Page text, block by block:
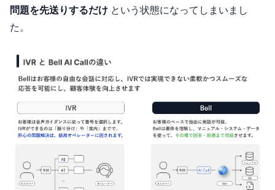
問題を先送りするだけ という状態になってしまいまし
た。